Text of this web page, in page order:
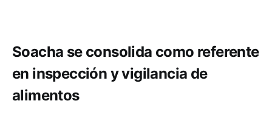
Soacha se consolida como referente
en inspección y vigilancia de
alimentos